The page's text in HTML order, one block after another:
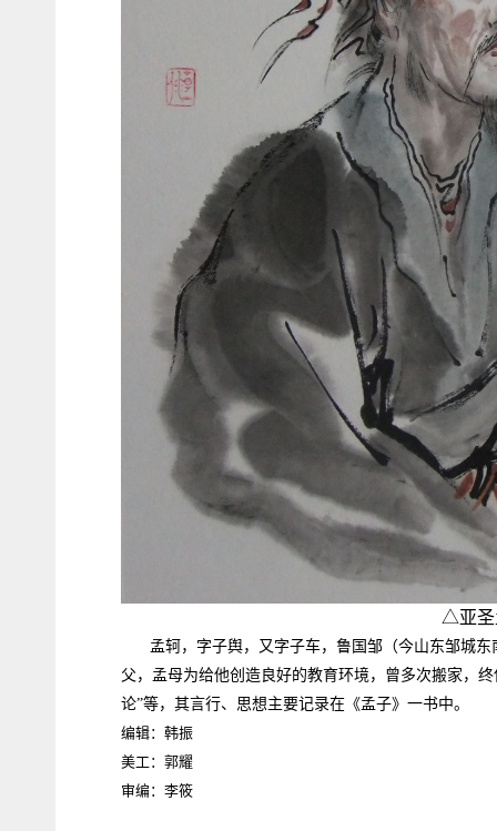
△亚圣
孟轲，字子舆，又字子车，鲁国邹（今山东邹城
父，孟母为给他创造良好的教育环境，曾多次搬家，
论”等，其言行、思想主要记录在《孟子》一书中。
编辑：韩振
美工：郭耀
审编：李筱